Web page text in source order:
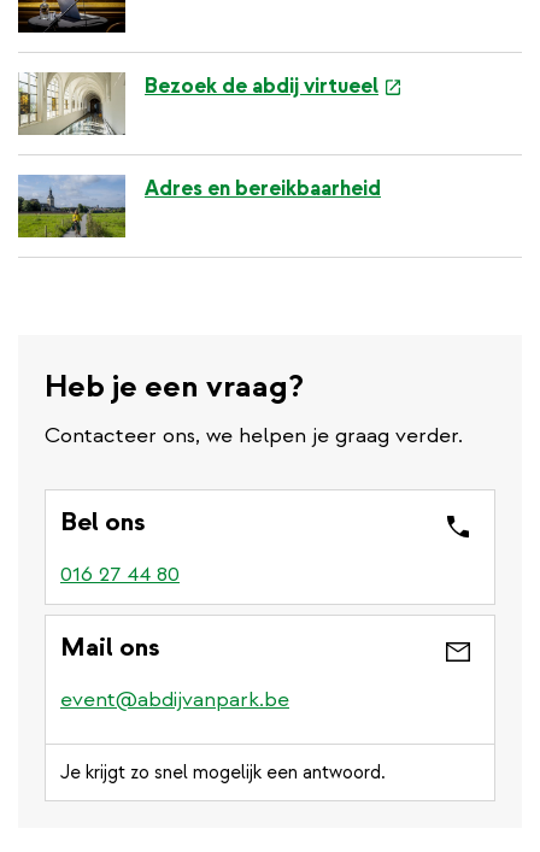
Bezoek de abdij virtueel
e
r
a
k
Adres en bereikbaarheid
Heb je een vraag?
Contacteer ons, we helpen je graag verder.
Bel ons
016 27 44 80
Mail ons
event@abdijvanpark.be
Je krijgt zo snel mogelijk een antwoord.